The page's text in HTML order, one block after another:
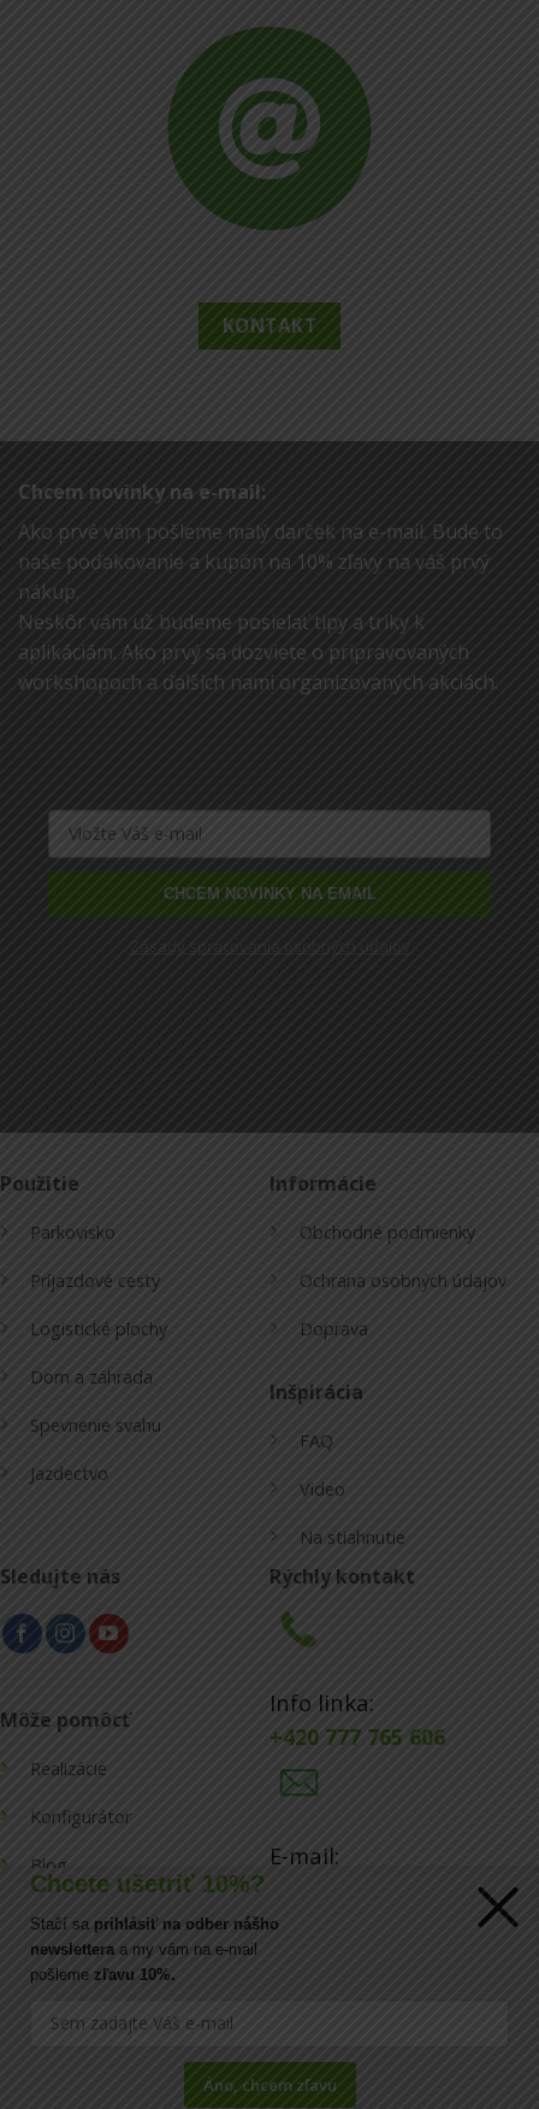
KONTAKT
Chcem novinky na e-mail:
Ako prvé vám pošleme malý darček na e-mail. Bude to
naše poďakovanie a kupón na 10% zľavy na váš prvý
nákup.
Neskôr vám už budeme posielať tipy a triky k
aplikáciám. Ako prvý sa dozviete o pripravovaných
workshopoch a ďalších nami organizovaných akciách.
CHCEM NOVINKY NA EMAIL
Zásady spracovania osobných údajov
Použitie
Parkovisko
Príjazdové cesty
Logistické plochy
Dom a záhrada
Spevnenie svahu
Jazdectvo
Informácie
Obchodné podmienky
Ochrana osobných údajov
Doprava
Inšpirácia
FAQ
Video
Na stiahnutie
Sledujte nás
Môže pomôcť
Realizácie
Konfigurátor
Blog
Kontakt
Rýchly kontakt
Info linka:
+420 777 765 606
E-mail:
Visa MasterCard
Chcete ušetriť 10%?
Stačí sa prihlásiť na odber nášho
newsletteraa my vám na e-mail
pošleme zľavu 10%.
Áno, chcem zľavu